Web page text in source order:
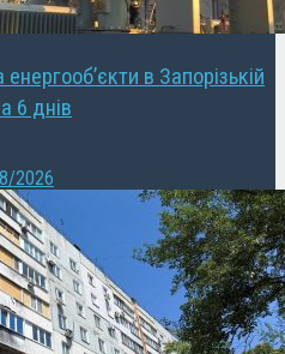
в Запорізькій
6 днів
2026